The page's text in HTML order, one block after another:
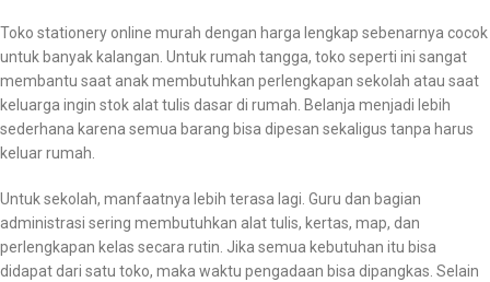
Toko stationery online murah dengan harga lengkap sebenarnya cocok
untuk banyak kalangan. Untuk rumah tangga, toko seperti ini sangat
membantu saat anak membutuhkan perlengkapan sekolah atau saat
keluarga ingin stok alat tulis dasar di rumah. Belanja menjadi lebih
sederhana karena semua barang bisa dipesan sekaligus tanpa harus
keluar rumah.
Untuk sekolah, manfaatnya lebih terasa lagi. Guru dan bagian
administrasi sering membutuhkan alat tulis, kertas, map, dan
perlengkapan kelas secara rutin. Jika semua kebutuhan itu bisa
didapat dari satu toko, maka waktu pengadaan bisa dipangkas. Selain